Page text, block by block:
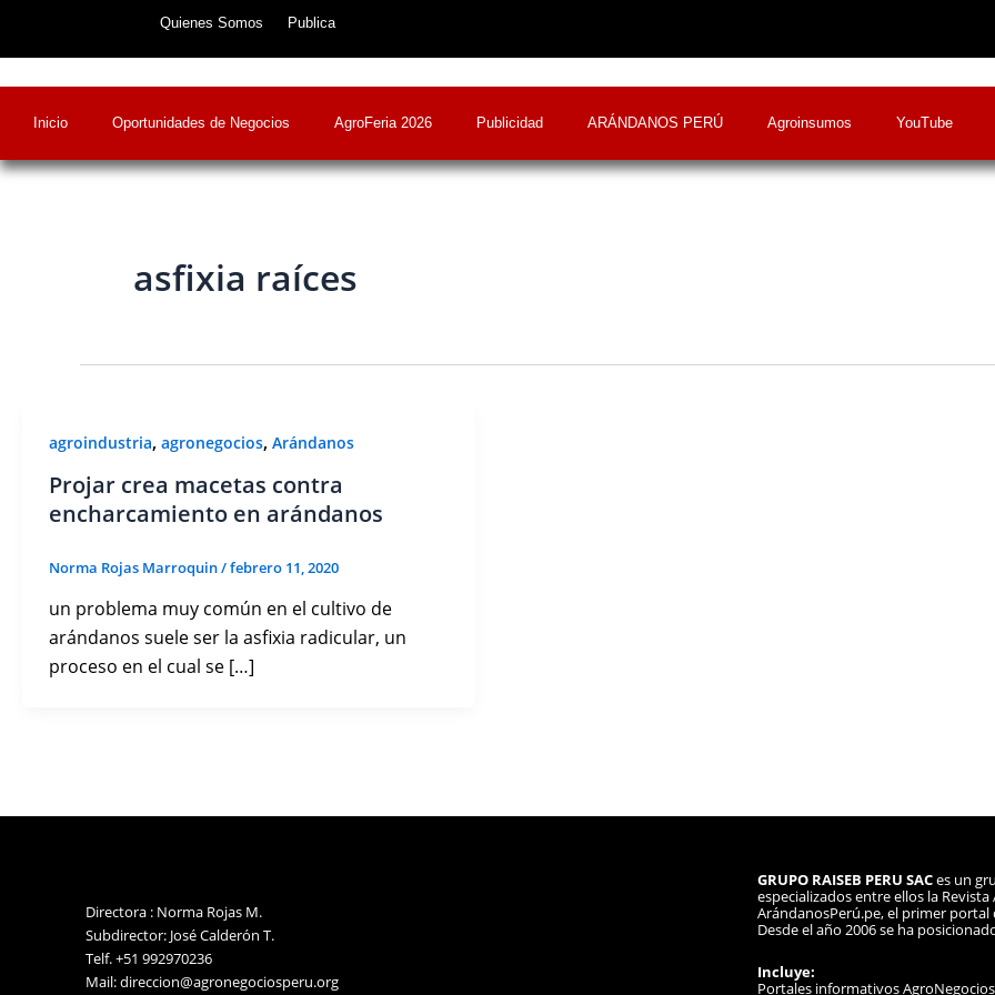
Quienes Somos Publica
Inicio Oportunidades de Negocios AgroFeria 2026 Publicidad ARÁNDANOS PERÚ Agroinsumos YouTube
asfixia raíces
agroindustria, agronegocios, Arándanos
Projar crea macetas contra
encharcamiento en arándanos
Norma Rojas Marroquin/febrero 11, 2020
un problema muy común en el cultivo de
arándanos suele ser la asfixia radicular, un
proceso en el cual se […]
Directora : Norma Rojas M.
Subdirector: José Calderón T.
Telf. +51 992970236
Mail: direccion@agronegociosperu.org
GRUPO RAISEB PERU SACes un
especializados entre ellos la
ArándanosPerú.pe, el primer portal
Desde el año 2006 se ha
Incluye:
Portales informativos